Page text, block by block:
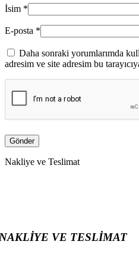
İsim *
E-posta *
Daha sonraki yorumlarımda
adresim ve site adresim bu
Nakliye ve Teslimat
VE TESLİMAT